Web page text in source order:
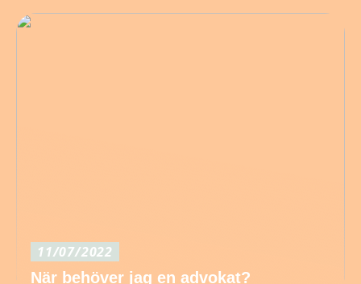
11/07/2022
När behöver jag en advokat?